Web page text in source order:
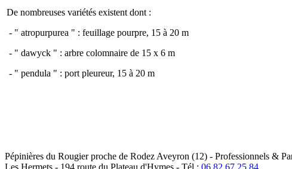
De nombreuses variétés existent dont :
- " atropurpurea " : feuillage pourpre, 15 à 20 m
- " dawyck " : arbre colomnaire de 15 x 6 m
- " pendula " : port pleureur, 15 à 20 m
Pépinières du Rougier proche de RodezAveyron (12) - Professionnels &